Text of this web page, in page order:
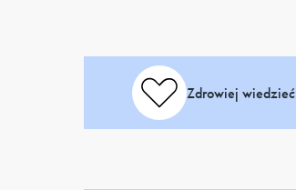
Zdrowiej wiedzieć